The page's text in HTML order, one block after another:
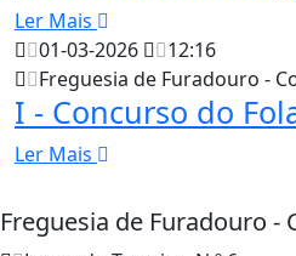
Ler Mais
01-03-2026
12:16
Freguesia de Furadouro -
I - Concurso do
Ler Mais
Freguesia de Furadouro -